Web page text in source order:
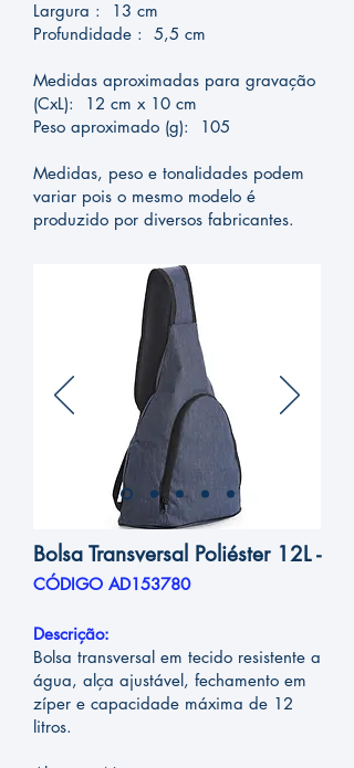
Largura : 13 cm
Profundidade : 5,5 cm
Medidas aproximadas para gravação
(CxL): 12 cm x 10 cm
Peso aproximado (g): 105
Medidas, peso e tonalidades podem
variar pois o mesmo modelo é
produzido por diversos fabricantes.
Bolsa Transversal Poliéster 12L -
CÓDIGO AD153780
Descrição:
Bolsa transversal em tecido resistente a
água, alça ajustável, fechamento em
zíper e capacidade máxima de 12
litros.